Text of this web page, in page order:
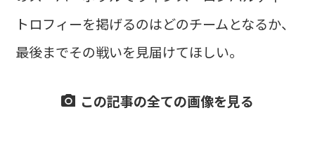
トロフィーを掲げるのはどのチームとなるか、
最後までその戦いを見届けてほしい。
この記事の全ての画像を見る